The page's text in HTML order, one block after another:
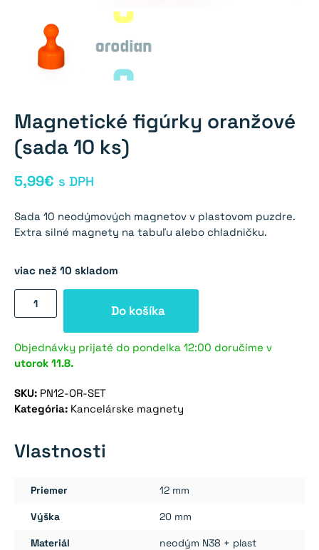
Magnetické figúrky oranžové
(sada 10 ks)
5,99€ s DPH
Sada 10 neodýmových magnetov v plastovom puzdre.
Extra silné magnety na tabuľu alebo chladničku.
viac než 10 skladom
množstvo
Magnetické
oranžové
(sada
ks)
Do košíka
Objednávky prijaté do pondelka 12:00 doručíme v
utorok 11.8.
SKU: PN12-OR-SET
Kategória: Kancelárske magnety
Vlastnosti
Priemer 12 mm
Výška 20 mm
Materiál neodým N38 + plast